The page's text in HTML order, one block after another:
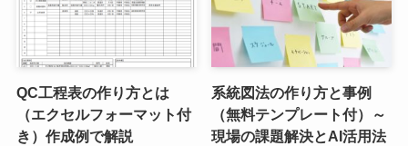
QC工程表の作り方とは
（エクセルフォーマット付
き）作成例で解説
系統図法の作り方と事例
（無料テンプレート付）～
現場の課題解決とAI活用法